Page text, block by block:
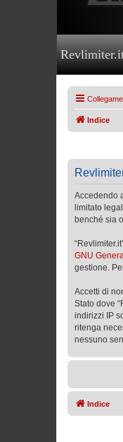
Indice
Accedendo
limitato
benché sia
GNU
gestione.
Accetti di
Stato dove
indirizzi IP
ritenga
nessuno
Indice